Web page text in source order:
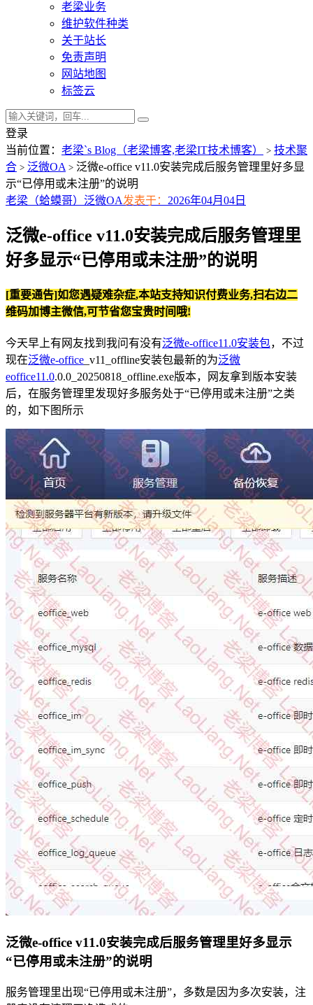
老梁业务
维护软件种类
关于站长
免责声明
网站地图
标签云
登录
当前位置： 老梁`s Blog（老梁博客,老梁IT技术博客） > 技术聚
合 > 泛微OA > 泛微e-office v11.0安装完成后服务管理里好多显
示“已停用或未注册”的说明
老梁（蛤蟆哥） 泛微OA发表于： 2026年04月04日
泛微e-office v11.0安装完成后服务管理里
好多显示“已停用或未注册”的说明
[重要通告]如您遇疑难杂症,本站支持知识付费业务,扫右边二
维码加博主微信,可节省您宝贵时间哦!
今天早上有网友找到我问有没有泛微e-office11.0安装包，不过
现在泛微e-office _v11_offline安装包最新的为泛微
eoffice11.0.0.0_20250818_offline.exe版本，网友拿到版本安装
后，在服务管理里发现好多服务处于“已停用或未注册”之类
的，如下图所示
泛微e-office v11.0安装完成后服务管理里好多显示
“已停用或未注册”的说明
服务管理里出现“已停用或未注册”，多数是因为多次安装，注